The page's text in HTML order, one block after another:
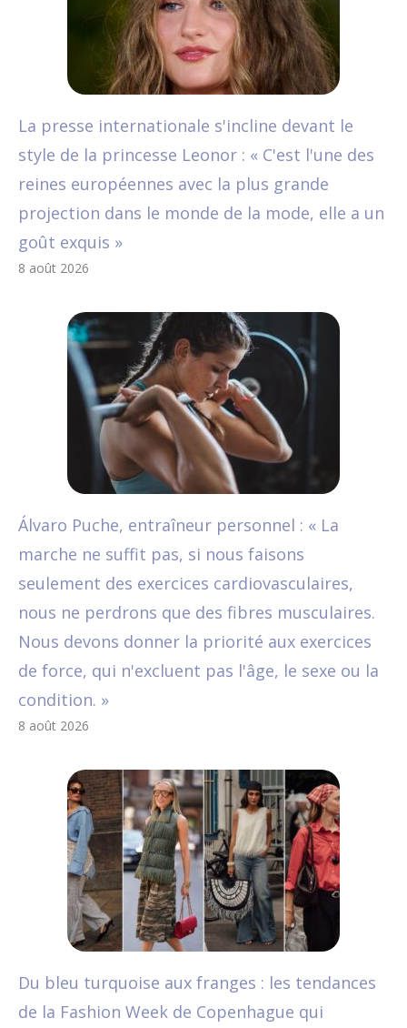
La presse internationale s'incline devant le
style de la princesse Leonor : « C'est l'une des
reines européennes avec la plus grande
projection dans le monde de la mode, elle a un
goût exquis »
8 août 2026
Álvaro Puche, entraîneur personnel : « La
marche ne suffit pas, si nous faisons
seulement des exercices cardiovasculaires,
nous ne perdrons que des fibres musculaires.
Nous devons donner la priorité aux exercices
de force, qui n'excluent pas l'âge, le sexe ou la
condition. »
8 août 2026
Du bleu turquoise aux franges : les tendances
de la Fashion Week de Copenhague qui